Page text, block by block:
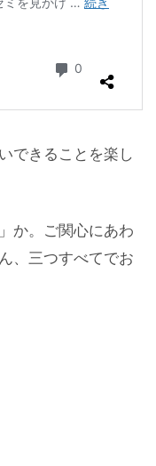
できることを楽し
か。ご関心にあわ
、三つすべてでお